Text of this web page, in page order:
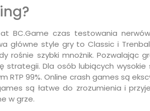
BC.Game czas testowania
style gry to Classic i
rośnie szybki mnożnik. Pozwalając
Dla osób lubiących wysokie
RTP 99%. Online crash games są
są łatwe do zrozumienia i
w grze.